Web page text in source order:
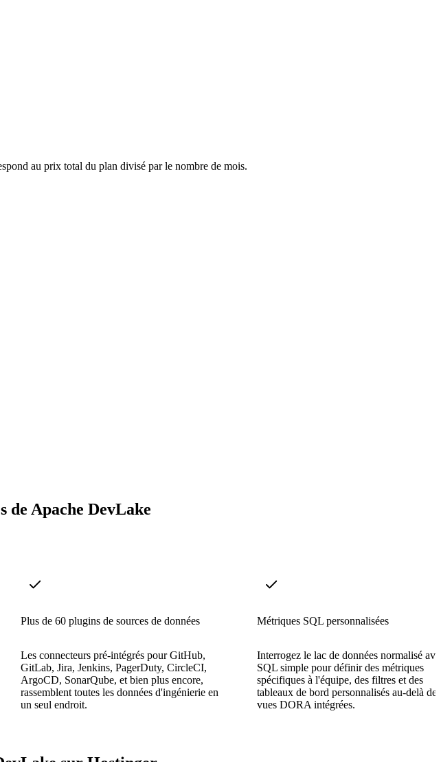
au prix total du plan divisé par le nombre de mois.
de Apache DevLake
Plus de 60 plugins de sources de données
Les connecteurs pré-intégrés pour GitHub,
GitLab, Jira, Jenkins, PagerDuty, CircleCI,
ArgoCD, SonarQube, et bien plus encore,
rassemblent toutes les données d'ingénierie en
un seul endroit.
Métriques SQL personnalisées
Interrogez le lac de données normalisé
SQL simple pour définir des métriques
spécifiques à l'équipe, des filtres et des
tableaux de bord personnalisés au-delà des
vues DORA intégrées.